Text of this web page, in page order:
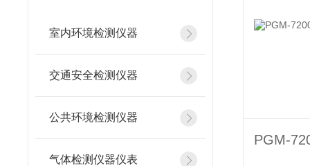
室内环境检测仪器
交通安全检测仪器
公共环境检测仪器
气体检测仪器仪表